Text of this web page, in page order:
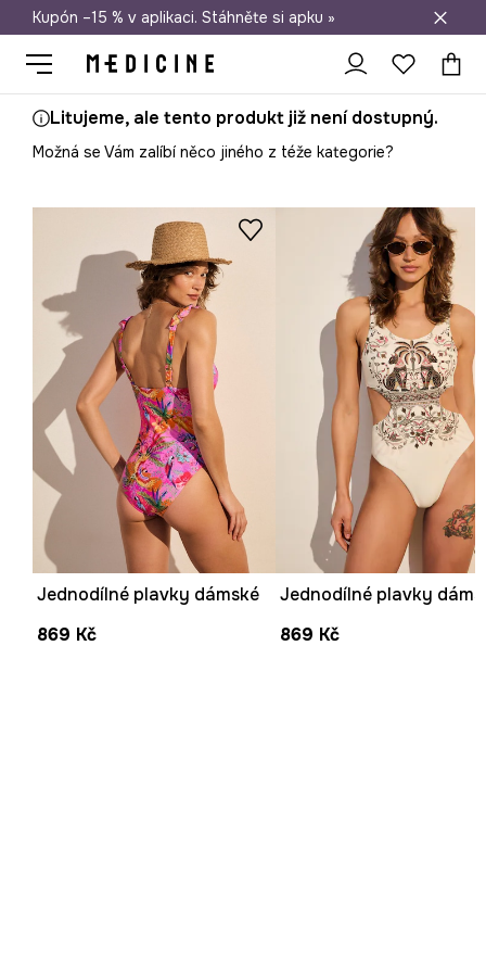
Doprava zdarma při nákupu nad 1 200 Kč
Kupón –15 % v aplikaci. Stáhněte si apku »
Litujeme, ale tento produkt již není dostupný.
Možná se Vám zalíbí něco jiného z téže kategorie?
Jednodílné plavky dámské
869 Kč
869 Kč